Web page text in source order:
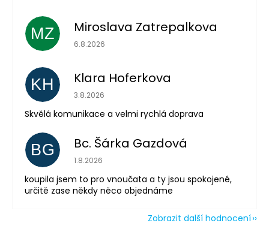
MZ Miroslava Zatrepalkova
Hodnocení obchodu je 5 z 5 hvězdiček.
6.8.2026
KH Klara Hoferkova
Hodnocení obchodu je 5 z 5 hvězdiček.
3.8.2026
Skvělá komunikace a velmi rychlá doprava
BG Bc. Šárka Gazdová
Hodnocení obchodu je 5 z 5 hvězdiček.
1.8.2026
koupila jsem to pro vnoučata a ty jsou spokojené,
určitě zase někdy něco objednáme
Zobrazit další hodnocení
Powered by chaterimo